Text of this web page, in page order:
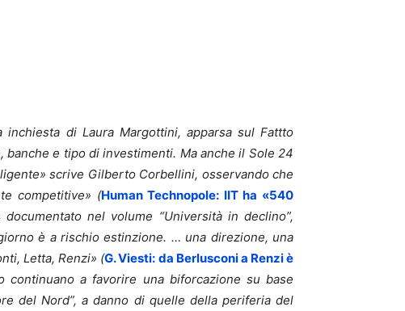
di Laura Margottini, apparsa sul Fattto
e tipo di investimenti. Ma anche il Sole 24
scrive Gilberto Corbellini, osservando che
competitive» (Human Technopole: IIT ha «540
nel volume “Università in declino”,
è a rischio estinzione. … una direzione, una
Letta, Renzi» (G. Viesti: da Berlusconi a Renzi è
continuano a favorire una biforcazione su base
del Nord”, a danno di quelle della periferia del